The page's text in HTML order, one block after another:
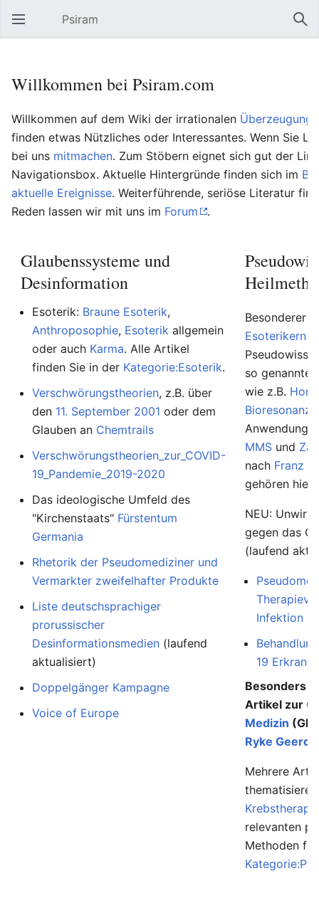
Hauptmenü öffnen Psiram
Willkommen bei Psiram.com
Willkommen auf dem Wiki der irrationalen
finden etwas Nützliches oder Interessantes. Wenn Sie
bei uns mitmachen. Zum Stöbern eignet sich gut der
Navigationsbox. Aktuelle Hintergründe finden sich im
aktuelle Ereignisse. Weiterführende, seriöse Literatur
Reden lassen wir mit uns im Forum .
Glaubenssysteme und
Desinformation
Esoterik: Braune Esoterik,
Anthroposophie, Esoterik allgemein
oder auch Karma. Alle Artikel
finden Sie in der Kategorie:Esoterik.
Verschwörungstheorien, z.B. über
den 11. September 2001 oder dem
Glauben an Chemtrails
Verschwörungstheorien_zur_COVID-
19_Pandemie_2019-2020
Das ideologische Umfeld des
"Kirchenstaats" Fürstentum
Germania
Rhetorik der Pseudomediziner und
Vermarkter zweifelhafter Produkte
Liste deutschsprachiger
prorussischer
Desinformationsmedien (laufend
aktualisiert)
Doppelgänger Kampagne
Voice of Europe
Besonderer
Esoterikern
so genannte
wie z.B.
Bioresonanz
MMS und
nach Franz
gehören
NEU:
gegen das
(laufend
Infektion
19
Besonders
Artikel zur
Medizin
Ryke Geerd
Mehrere
relevanten
Methoden